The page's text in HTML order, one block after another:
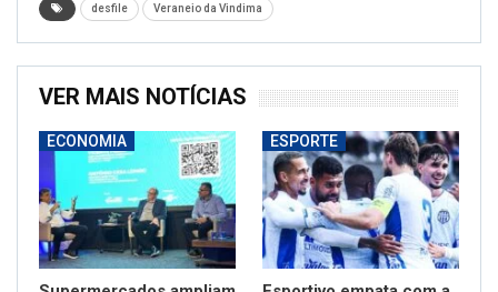
desfile Veraneio da Vindima
VER MAIS NOTÍCIAS
ECONOMIA ESPORTE